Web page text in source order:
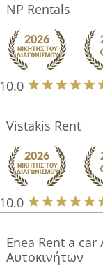
NP Rentals
10.0
Vistakis Rent
10.0
Enea Rent a car
Αυτοκινήτων